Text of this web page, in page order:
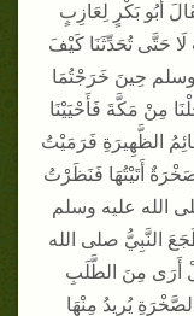
أَبُو بَكْرٍ لِعَازِبٍ
حَتَّى تُحَدِّثَنَا كَيْفَ
حِينَ خَرَجْتُمَا
مِنْ مَكَّةَ فَأَحْيَيْنَا
الظَّهِيرَةِ فَرَمَيْتُ
أَتَيْتُهَا فَنَظَرْتُ
الله عليه وسلم
النَّبِيُّ صلى الله
أَرَى مِنَ الطَّلَبِ
يُرِيدُ مِنْهَا